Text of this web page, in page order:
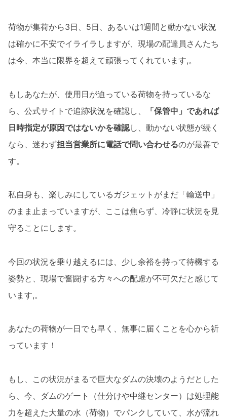
荷物が集荷から3日、5日、あるいは1週間と動かない状況
は確かに不安でイライラしますが、現場の配達員さんたち
は今、本当に限界を超えて頑張ってくれています,。
もしあなたが、使用日が迫っている荷物を持っているな
ら、公式サイトで追跡状況を確認し、
「保管中」であれば
日時指定が原因ではないかを確認し、動かない状態が続く
なら、迷わず担当営業所に電話で問い合わせるのが最善で
す。
私自身も、楽しみにしているガジェットがまだ「輸送中」
のまま止まっていますが、ここは焦らず、冷静に状況を見
守ることにします。
今回の状況を乗り越えるには、少し余裕を持って待機する
姿勢と、現場で奮闘する方々への配慮が不可欠だと感じて
います,。
あなたの荷物が一日でも早く、無事に届くことを心から祈
っています！
もし、この状況がまるで巨大なダムの決壊のようだとした
ら、今、ダムのゲート（仕分けや中継センター）は処理能
力を超えた大量の水（荷物）でパンクしていて、水が流れ